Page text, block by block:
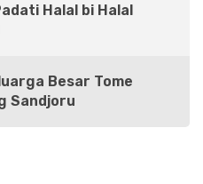
bi Halal
Besar Tome
Sandjoru